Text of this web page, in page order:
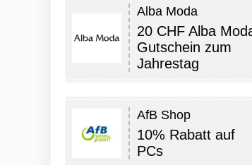
Alba Moda
20 CHF Alba
Gutschein zum
Jahrestag
AfB Shop
10% Rabatt auf
PCs